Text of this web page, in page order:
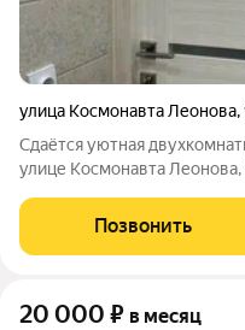
улица Космонавта Леонова,
Сдаётся уютная
улице Космонавта Леонова, 13.
дома 1959 года постройки.
косметический ремонт, что
Позвонить
20 000 ₽ в месяц